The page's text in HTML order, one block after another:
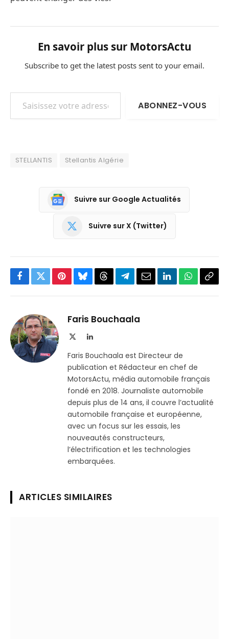
En savoir plus sur MotorsActu
Subscribe to get the latest posts sent to your email.
Saisissez votre adresse e-mail…
ABONNEZ-VOUS
STELLANTIS Stellantis Algérie
Suivre sur Google Actualités
Suivre sur X (Twitter)
Facebook
TwitterPinterestBlueskyThreadsPartager
Telegram
EmailLinkedInWhatsApp
Faris Bouchaala
LinkedIn
Faris Bouchaala est Directeur de
publication et Rédacteur en chef de
MotorsActu, média automobile français
fondé en 2018. Journaliste automobile
depuis plus de 14 ans, il couvre l’actualité
automobile française et européenne,
avec un focus sur les essais, les
nouveautés constructeurs,
l’électrification et les technologies
embarquées.
ARTICLES SIMILAIRES